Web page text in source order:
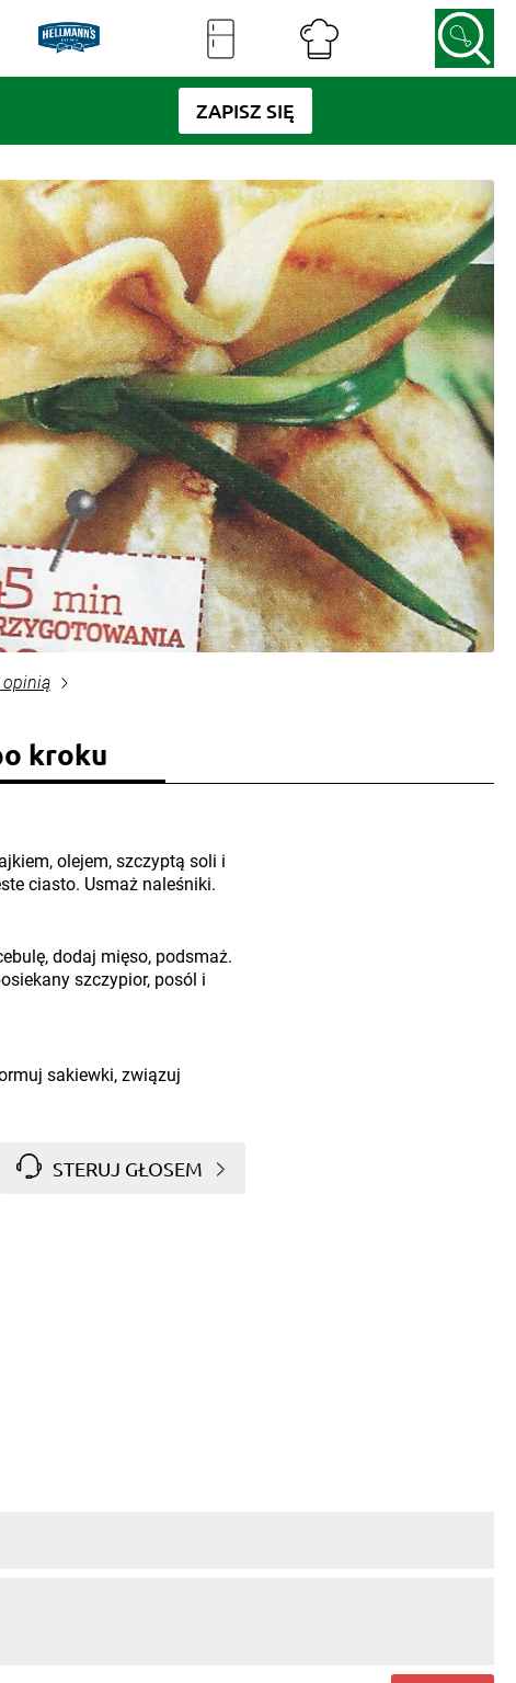
ZAPISZ SIĘ
opinią
kroku
olejem, szczyptą soli i
ciasto. Usmaż naleśniki.
dodaj mięso, podsmaż.
szczypior, posól i
sakiewki, związuj
STERUJ GŁOSEM